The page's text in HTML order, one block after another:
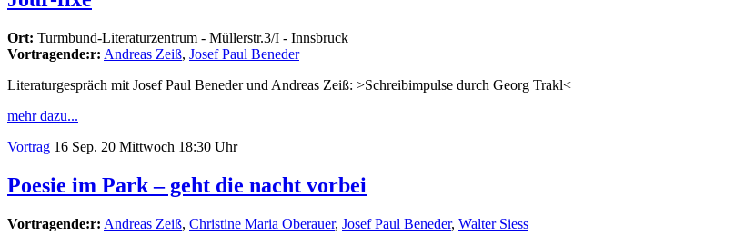
Ort: Turmbund-Literaturzentrum - Müllerstr.3/I - Innsbruck
Vortragende:r: Andreas Zeiß, Josef Paul Beneder
Literaturgespräch mit Josef Paul Beneder und Andreas Zeiß: >Schreibimpulse durch Georg Trakl<
mehr dazu...
Vortrag 16 Sep. 20 Mittwoch 18:30 Uhr
Poesie im Park – geht die nacht vorbei
Vortragende:r: Andreas Zeiß, Christine Maria Oberauer, Josef Paul Beneder, Walter Siess